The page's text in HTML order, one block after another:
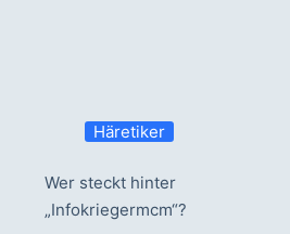
Häretiker
Wer steckt hinter
„Infokriegermcm“?